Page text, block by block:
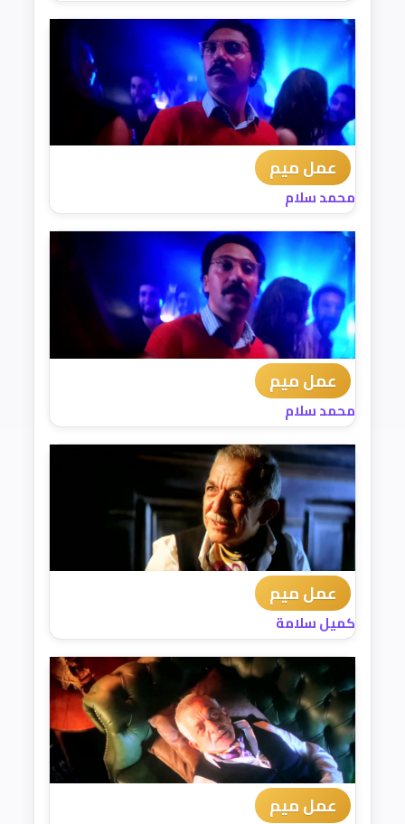
عمل ميم
محمد سلام
عمل ميم
محمد سلام
عمل ميم
كميل سلامة
عمل ميم